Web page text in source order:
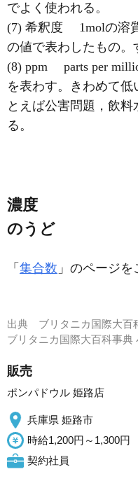
でよく使われる。
(7) 希釈度 1molの溶
の値で表わしたもの。
(8) ppm parts per
を表わす。きわめて
とえば公害問題，飲
る。
濃度
のうど
「 集合数 」のページを
出典 ブリタニカ国際大百
ブリタニカ国際大百科事
販売
ポンパドウル 姫路店
兵庫県 姫路市
時給1,200円～1,300円
契約社員